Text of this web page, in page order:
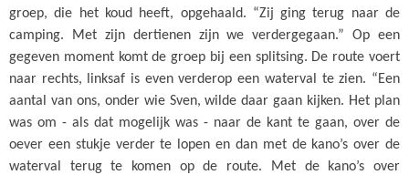
groep, die het koud heeft, opgehaald. “Zij ging terug naar de
camping. Met zijn dertienen zijn we verdergegaan.” Op een
gegeven moment komt de groep bij een splitsing. De route voert
naar rechts, linksaf is even verderop een waterval te zien. “Een
aantal van ons, onder wie Sven, wilde daar gaan kijken. Het plan
was om - als dat mogelijk was - naar de kant te gaan, over de
oever een stukje verder te lopen en dan met de kano’s over de
waterval terug te komen op de route. Met de kano’s over